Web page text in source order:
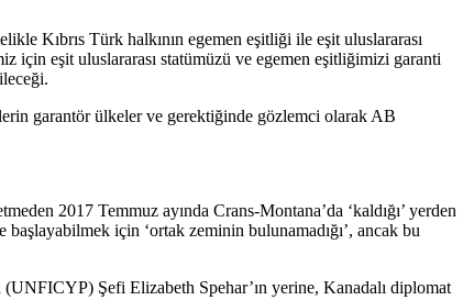
Kıbrıs Türk halkının egemen eşitliği ile eşit uluslararası
için eşit uluslararası statümüzü ve egemen eşitliğimizi garanti
garantör ülkeler ve gerektiğinde gözlemci olarak AB
2017 Temmuz ayında Crans-Montana’da ‘kaldığı’ yerden
için ‘ortak zeminin bulunamadığı’, ancak bu
Şefi Elizabeth Spehar’ın yerine, Kanadalı diplomat